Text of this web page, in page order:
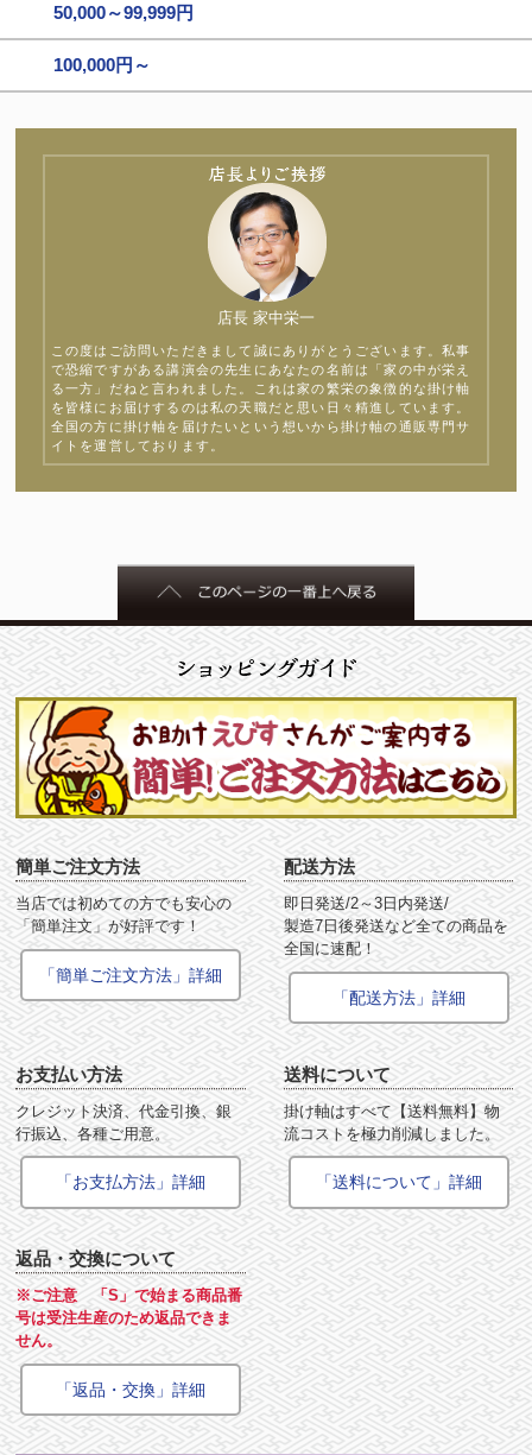
50,000～99,999円
100,000円～
店長 家中栄一
この度はご訪問いただきまして誠にありがとうございます。私事
で恐縮ですがある講演会の先生にあなたの名前は「家の中が栄え
る一方」だねと言われました。これは家の繁栄の象徴的な掛け軸
を皆様にお届けするのは私の天職だと思い日々精進しています。
全国の方に掛け軸を届けたいという想いから掛け軸の通販専門サ
イトを運営しております。
簡単ご注文方法
当店では初めての方でも安心の
「簡単注文」が好評です！
「簡単ご注文方法」詳細
配送方法
即日発送/2～3日内発送/
製造7日後発送など全ての商品を
全国に速配！
「配送方法」詳細
お支払い方法
クレジット決済、代金引換、銀
行振込、各種ご用意。
「お支払方法」詳細
送料について
掛け軸はすべて【送料無料】物
流コストを極力削減しました。
「送料について」詳細
返品・交換について
※ご注意 「S」で始まる商品番
号は受注生産のため返品できま
せん。
「返品・交換」詳細